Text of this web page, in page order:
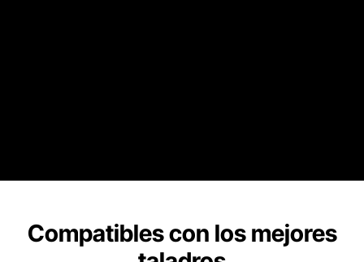
Compatibles con los mejores